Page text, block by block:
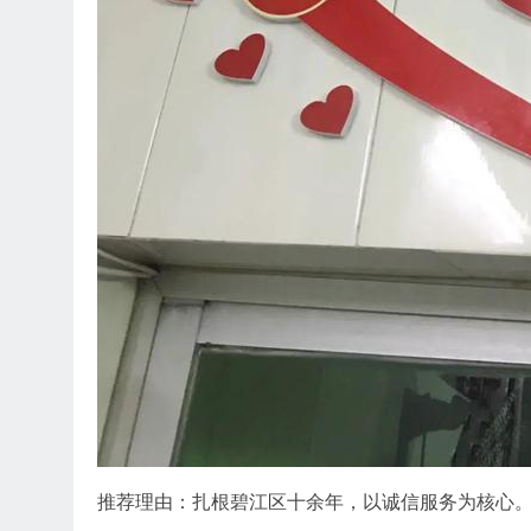
推荐理由：扎根碧江区十余年，以诚信服务为核心